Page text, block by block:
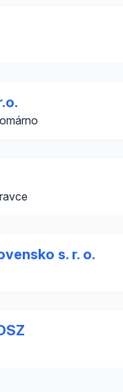
s. r. o.